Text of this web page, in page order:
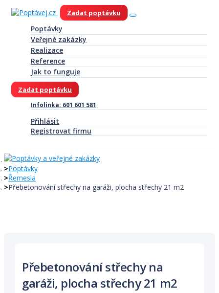
Zadat poptávku
Poptávky
Veřejné zakázky
Realizace
Reference
Jak to funguje
Zadat poptávku
Infolinka: 601 601 581
Přihlásit
Registrovat firmu
Poptávky
Řemesla
Přebetonování střechy na garáži, plocha střechy 21 m2
Přebetonování střechy na
garáži, plocha střechy 21 m2